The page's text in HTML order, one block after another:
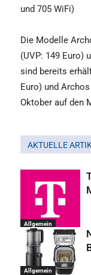
und 705 WiFi)
Die Modelle
(UVP: 149 Euro)
sind bereits
Euro) und
Oktober auf den
AKTUELLE
Allgemein
Allgemein